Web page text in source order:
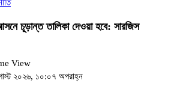
চূড়ান্ত তালিকা দেওয়া হবে: সারজিস
View
২০২৬, ১০:০৭ অপরাহ্ন